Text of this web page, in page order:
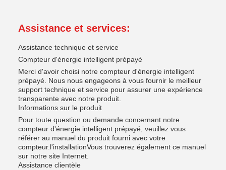
Assistance et services:
Assistance technique et service
Compteur d'énergie intelligent prépayé
Merci d'avoir choisi notre compteur d'énergie intelligent
prépayé. Nous nous engageons à vous fournir le meilleur
support technique et service pour assurer une expérience
transparente avec notre produit.
Informations sur le produit
Pour toute question ou demande concernant notre
compteur d'énergie intelligent prépayé, veuillez vous
référer au manuel du produit fourni avec votre
compteur.l'installationVous trouverez également ce manuel
sur notre site Internet.
Assistance clientèle